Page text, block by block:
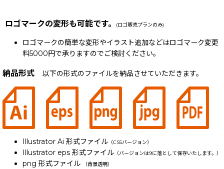
ロゴマークの変形も可能です。 (ロゴ販売プランのみ)
ロゴマークの簡単な変形やイラスト追加などはロゴマーク変更
料5000円で承りますのでご検討ください。
納品形式 以下の形式のファイルを納品させていただきます。
Illustrator Ai 形式ファイル （CS5バージョン）
Illustrator eps 形式ファイル （バージョンは9に落として保存いたします。）
png 形式ファイル （背景透明）